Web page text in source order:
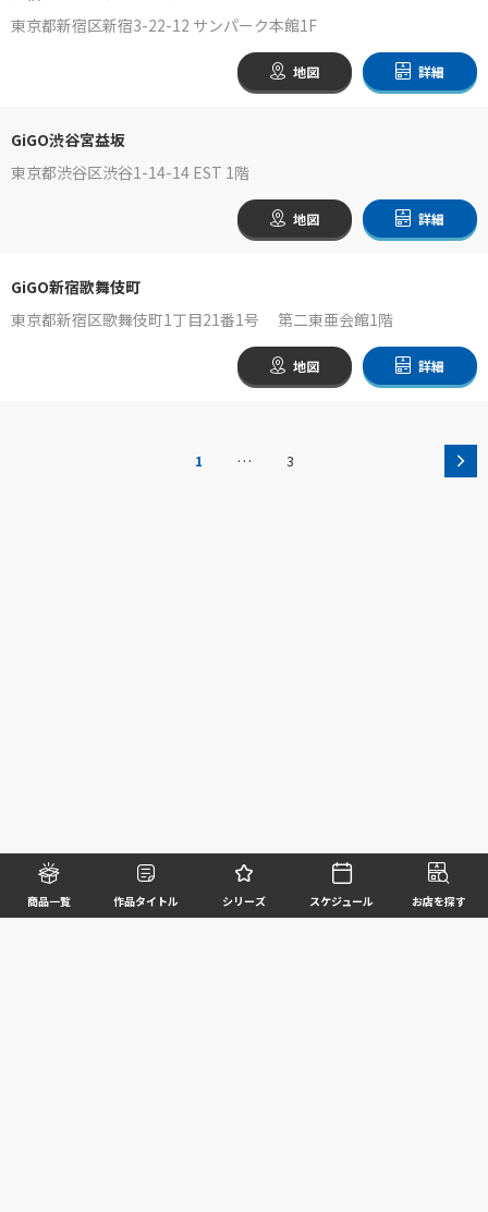
商品一覧 作品タイトル シリーズ スケジュール お店を探す
東京都新宿区新宿3-22-12 サンパーク本館1F
地図 詳細
GiGO渋谷宮益坂
東京都渋谷区渋谷1-14-14 EST 1階
地図 詳細
GiGO新宿歌舞伎町
東京都新宿区歌舞伎町1丁目21番1号 第二東亜会館1階
地図 詳細
1 … 3